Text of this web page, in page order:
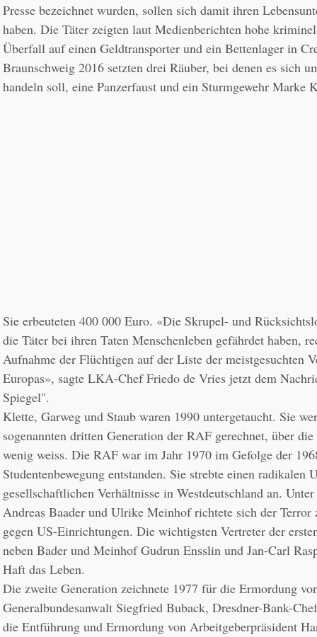
Presse bezeichnet wurden, sollen sich damit ihren
haben. Die Täter zeigten laut Medienberichten hohe
Überfall auf einen Geldtransporter und ein Bettenlager in
Braunschweig 2016 setzten drei Räuber, bei denen es sich
handeln soll, eine Panzerfaust und ein Sturmgewehr Marke
Sie erbeuteten 400 000 Euro. «Die Skrupel- und
die Täter bei ihren Taten Menschenleben gefährdet haben,
Aufnahme der Flüchtigen auf der Liste der meistgesuchten
Europas», sagte LKA-Chef Friedo de Vries jetzt dem
Klette, Garweg und Staub waren 1990 untergetaucht. Sie
sogenannten dritten Generation der RAF gerechnet, über
wenig weiss. Die RAF war im Jahr 1970 im Gefolge der
Studentenbewegung entstanden. Sie strebte einen radikalen
gesellschaftlichen Verhältnisse in Westdeutschland an.
Andreas Baader und Ulrike Meinhof richtete sich der Terror
gegen US-Einrichtungen. Die wichtigsten Vertreter der
neben Bader und Meinhof Gudrun Ensslin und Jan-Carl
Die zweite Generation zeichnete 1977 für die Ermordung
Generalbundesanwalt Siegfried Buback, Dresdner-Bank-
die Entführung und Ermordung von Arbeitgeberpräsident